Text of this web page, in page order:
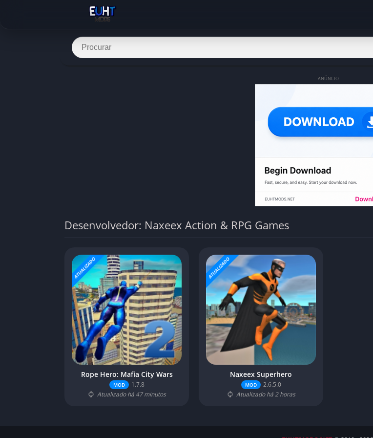
ANÚNCIO
Desenvolvedor: Naxeex Action & RPG Games
ATUALIZADO
Rope Hero: Mafia City Wars
MOD
1.7.8
Atualizado há 47 minutos
ATUALIZADO
Naxeex Superhero
MOD
2.6.5.0
Atualizado há 2 horas